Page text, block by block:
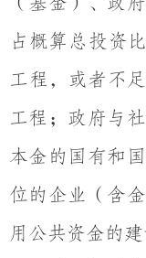
占概算总投资
工程，或者不足
工程；政府与
本金的国有和
位的企业（含
用公共资金的建